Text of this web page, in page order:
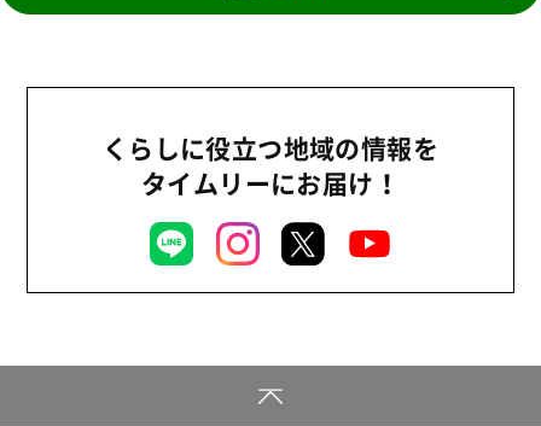
くらしに役立つ地域の情報を
タイムリーにお届け！